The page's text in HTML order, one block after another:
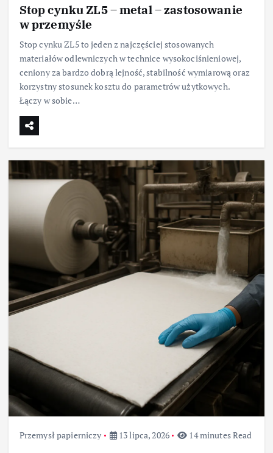
Stop cynku ZL5 – metal – zastosowanie
w przemyśle
Stop cynku ZL5 to jeden z najczęściej stosowanych
materiałów odlewniczych w technice wysokociśnieniowej,
ceniony za bardzo dobrą lejność, stabilność wymiarową oraz
korzystny stosunek kosztu do parametrów użytkowych.
Łączy w sobie…
Przemysł papierniczy 13 lipca, 2026 14 minutes Read